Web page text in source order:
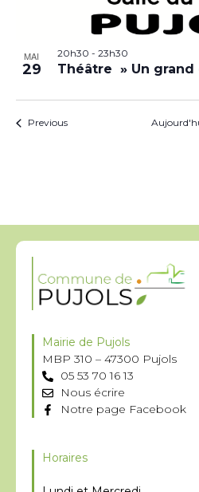
MAI
29
20h30 - 23h30
Théâtre » Un grand
PreviousÉvènements
Mairie de Pujols
MBP 310 – 47300 Pujols
05 53 70 16 13
Nous écrire
Notre page Facebook
Horaires